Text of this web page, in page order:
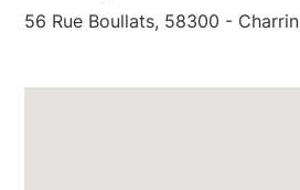
56 Rue Boullats, 58300 - Charrin